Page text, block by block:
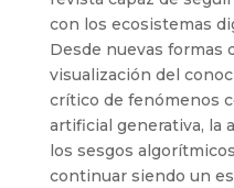
con los ecosistemas
Desde nuevas formas
visualización del
crítico de fenómenos
artificial generativa, la
los sesgos
continuar siendo un